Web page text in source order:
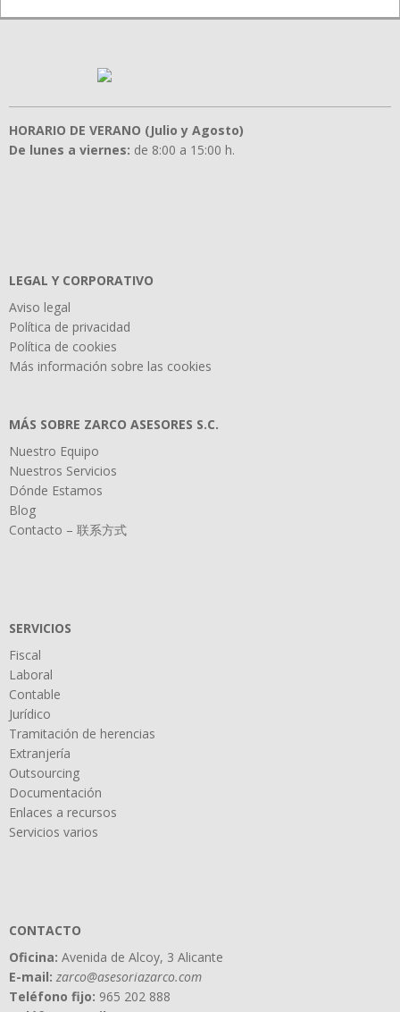
HORARIO DE VERANO (Julio y Agosto)
De lunes a viernes: de 8:00 a 15:00 h.
LEGAL Y CORPORATIVO
Aviso legal
Política de privacidad
Política de cookies
Más información sobre las cookies
MÁS SOBRE ZARCO ASESORES S.C.
Nuestro Equipo
Nuestros Servicios
Dónde Estamos
Blog
Contacto – 联系方式
SERVICIOS
Fiscal
Laboral
Contable
Jurídico
Tramitación de herencias
Extranjería
Outsourcing
Documentación
Enlaces a recursos
Servicios varios
CONTACTO
Oficina: Avenida de Alcoy, 3 Alicante
E-mail: zarco@asesoriazarco.com
Teléfono fijo: 965 202 888